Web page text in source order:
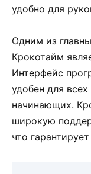
удобно для
Одним из
Крокотайм
Интерфейс
удобен для
начинающих.
широкую
что